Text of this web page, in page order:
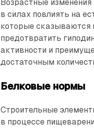
Возрастные
в силах повлиять на
которые сказываются
предотвратить
активности и
достаточным
Белковые нормы
Строительные
в процессе